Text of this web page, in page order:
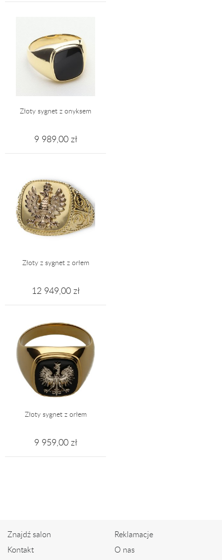
Złoty sygnet z onyksem
9 989,00 zł
Złoty z sygnet z orłem
12 949,00 zł
Złoty sygnet z orłem
9 959,00 zł
Znajdź salon
Kontakt
Reklamacje
O nas